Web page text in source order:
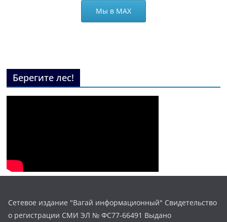
Мы в МАХ
Берегите лес!
Сетевое издание "Вагай информационный" Свидетельство
о регистрации СМИ ЭЛ № ФС77-66491 Выдано